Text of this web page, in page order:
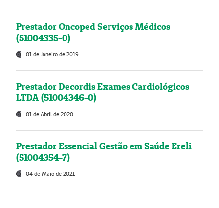
Prestador Oncoped Serviços Médicos
(51004335-0)
01 de Janeiro de 2019
Prestador Decordis Exames Cardiológicos
LTDA (51004346-0)
01 de Abril de 2020
Prestador Essencial Gestão em Saúde Ereli
(51004354-7)
04 de Maio de 2021